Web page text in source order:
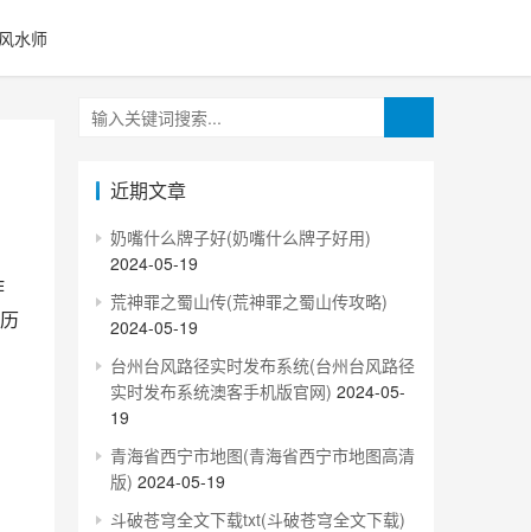
水师
近期文章
奶嘴什么牌子好(奶嘴什么牌子好用)
2024-05-19
荒神罪之蜀山传(荒神罪之蜀山传攻略)
2024-05-19
台州台风路径实时发布系统(台州台风路径
实时发布系统澳客手机版官网) 2024-05-
19
青海省西宁市地图(青海省西宁市地图高清
版) 2024-05-19
斗破苍穹全文下载txt(斗破苍穹全文下载)